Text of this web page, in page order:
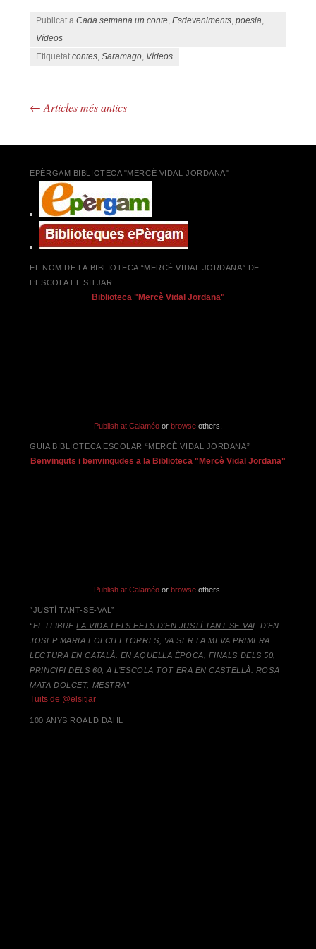
Publicat aCada setmana un conte ,Esdeveniments ,poesia
Vídeos
Etiquetatcontes ,Saramago Vídeos
← Articles més antics
EPÈRGAM BIBLIOTECA "MERCÈ VIDAL JORDANA"
EL NOM DE LA BIBLIOTECA “MERCÈ VIDAL JORDANA” DE
L’ESCOLA EL SITJAR
Biblioteca "Mercè Vidal Jordana"
Publish at Calaméo or browse others.
GUIA BIBLIOTECA ESCOLAR “MERCÈ VIDAL JORDANA”
Benvinguts i benvingudes a la Biblioteca "Mercè Vidal Jordana"
Publish at Calaméo or browse others.
“JUSTÍ TANT-SE-VAL”
“EL LLIBRELA VIDA I ELS FETS D’EN JUSTÍ TANT-SE-VAL D’EN
JOSEP MARIA FOLCH I TORRES,
VA SER LA MEVA PRIMERA
LECTURA EN CATALÀ. EN AQUELLA ÈPOCA, FINALS DELS 50,
PRINCIPI DELS 60, A L’ESCOLA TOT ERA EN CASTELLÀ. ROSA
MATA DOLCET, MESTRA”
Tuits de @elsitjar
100 ANYS ROALD DAHL